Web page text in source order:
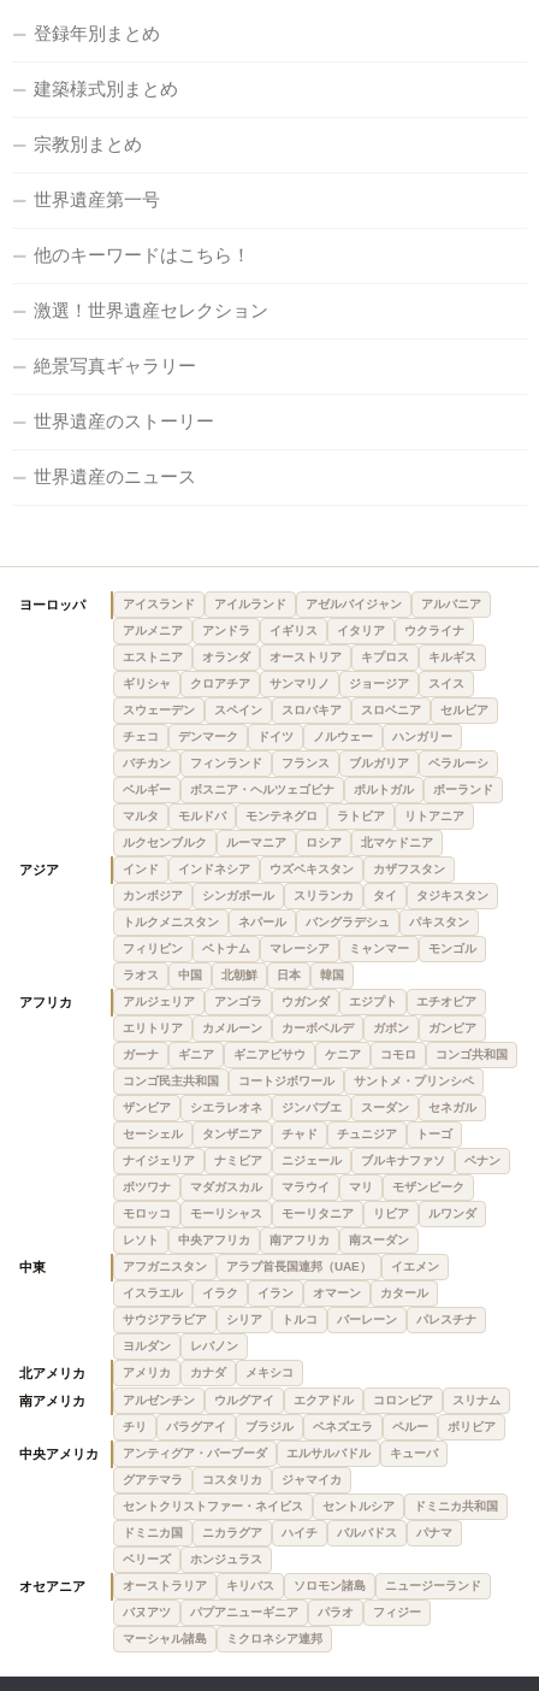
登録年別まとめ
建築様式別まとめ
宗教別まとめ
世界遺産第一号
他のキーワードはこちら！
激選！世界遺産セレクション
絶景写真ギャラリー
世界遺産のストーリー
世界遺産のニュース
ヨーロッパ アイスランド アイルランド アゼルバイジャン
アルバニア
アルメニア
アンドラ イギリス イタリア
ウクライナ
エストニア
オランダ オーストリア キプロス
キルギス
ギリシャ
クロアチア サンマリノ ジョージア
スイス
スウェーデン
スペイン スロバキア スロベニア
セルビア
チェコ
デンマーク ドイツ ノルウェー
ハンガリー
バチカン
フィンランド フランス ブルガリア
ベラルーシ
ベルギー
ボスニア・ヘルツェゴビナ ポルトガル
ポーランド
マルタ
モルドバ モンテネグロ ラトビア
リトアニア
ルクセンブルク
ルーマニア ロシア 北マケドニア
アジア インド インドネシア ウズベキスタン
カザフスタン
カンボジア
シンガポール スリランカ タイ
タジキスタン
トルクメニスタン
ネパール バングラデシュ
パキスタン
フィリピン
ベトナム マレーシア ミャンマー
モンゴル
ラオス
中国 北朝鮮 日本 韓国
アフリカ アルジェリア アンゴラ ウガンダ エジプト
エチオピア
エリトリア
カメルーン カーボベルデ ガボン
ガンビア
ガーナ
ギニア ギニアビサウ ケニア コモロ
コンゴ共和国
コンゴ民主共和国
コートジボワール
サントメ・プリンシペ
ザンビア
シエラレオネ ジンバブエ スーダン
セネガル
セーシェル
タンザニア チャド チュニジア
トーゴ
ナイジェリア
ナミビア ニジェール ブルキナファソ
ベナン
ボツワナ
マダガスカル マラウイ マリ
モザンビーク
モロッコ
モーリシャス モーリタニア リビア
ルワンダ
レソト
中央アフリカ 南アフリカ 南スーダン
中東 アフガニスタン アラブ首長国連邦（UAE）
イエメン
イスラエル
イラク イラン オマーン
カタール
サウジアラビア
シリア トルコ バーレーン
パレスチナ
ヨルダン
レバノン
北アメリカ アメリカ カナダ メキシコ
南アメリカ アルゼンチン ウルグアイ エクアドル コロンビア
スリナム
チリ
パラグアイ ブラジル ベネズエラ ペルー ボリビア
中央アメリカ アンティグア・バーブーダ エルサルバドル
キューバ
グアテマラ
コスタリカ
ジャマイカ
セントクリストファー・ネイビス
セントルシア
ドミニカ共和国
ドミニカ国
ニカラグア ハイチ バルバドス
パナマ
ベリーズ
ホンジュラス
オセアニア オーストラリア キリバス ソロモン諸島
ニュージーランド
バヌアツ
パプアニューギニア パラオ
フィジー
マーシャル諸島
ミクロネシア連邦